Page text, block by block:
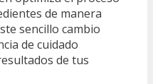
de manera
sencillo cambio
de cuidado
de tus